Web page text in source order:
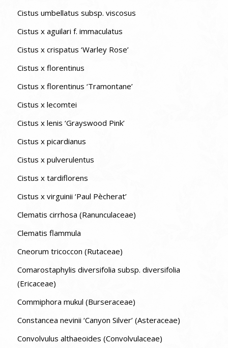
Cistus umbellatus subsp. viscosus
Cistus x aguilari f. immaculatus
Cistus x crispatus ‘Warley Rose’
Cistus x florentinus
Cistus x florentinus ‘Tramontane’
Cistus x lecomtei
Cistus x lenis ‘Grayswood Pink’
Cistus x picardianus
Cistus x pulverulentus
Cistus x tardiflorens
Cistus x virguinii ‘Paul Pècherat’
Clematis cirrhosa (Ranunculaceae)
Clematis flammula
Cneorum tricoccon (Rutaceae)
Comarostaphylis diversifolia subsp. diversifolia
(Ericaceae)
Commiphora mukul (Burseraceae)
Constancea nevinii ‘Canyon Silver’ (Asteraceae)
Convolvulus althaeoides (Convolvulaceae)